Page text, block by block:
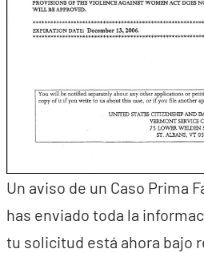
Un aviso de un Caso Prima
has enviado toda la
tu solicitud está ahora bajo